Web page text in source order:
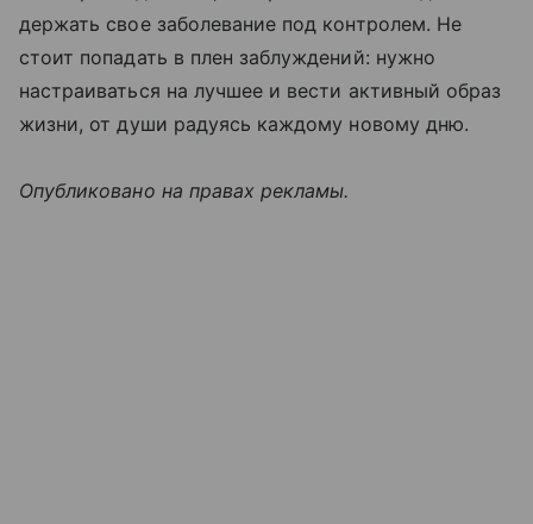
держать свое заболевание под контролем. Не
стоит попадать в плен заблуждений: нужно
настраиваться на лучшее и вести активный образ
жизни, от души радуясь каждому новому дню.
Опубликовано на правах рекламы.